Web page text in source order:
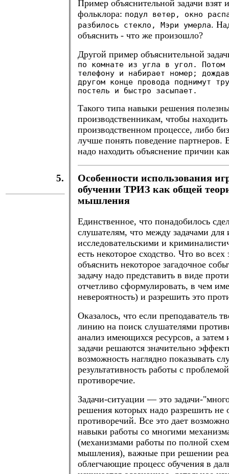
Пример объяснительной задачи взят
фольклора: подул ветер, окно
разбилось стекло, Мэри умерла.
объяснить - что же произошло?
Другой пример объяснительной
по комнате из угла в угол. Потом
телефону и набирает номер;
другом конце провода поднимут
постель и быстро засыпает.
Такого типа навыки решения
производственникам, чтобы
производственном процессе, либо
лучше понять поведение партнеров.
надо находить объяснение причин
5.
Особенности использования
обучении ТРИЗ как общей
мышления
Единственное, что понадобилось
слушателям, что между задачами
исследовательскими и
есть некоторое сходство. Что во всех
объяснить некоторое загадочное
задачу надо представить в виде
отчетливо сформулировать, в чем
невероятность) и разрешить это
Оказалось, что если преподаватель
линию на поиск слушателями
анализ имеющихся ресурсов, а затем
задачи решаются значительно
возможность наглядно показывать
результативность работы с
противоречие.
Задачи-ситуации — это задачи-
решения которых надо разрешить не
противоречий. Все это дает
навыки работы со многими
(механизмами работы по полной
мышления), важные при решении
облегчающие процесс обучения в